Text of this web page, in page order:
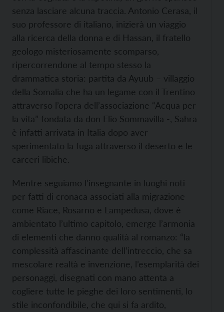
senza lasciare alcuna traccia. Antonio Cerasa, il
suo professore di italiano, inizierà un viaggio
alla ricerca della donna e di Hassan, il fratello
geologo misteriosamente scomparso,
ripercorrendone al tempo stesso la
drammatica storia: partita da Ayuub – villaggio
della Somalia che ha un legame con il Trentino
attraverso l’opera dell’associazione “Acqua per
la vita” fondata da don Elio Sommavilla -, Sahra
è infatti arrivata in Italia dopo aver
sperimentato la fuga attraverso il deserto e le
carceri libiche.
Mentre seguiamo l’insegnante in luoghi noti
per fatti di cronaca associati alla migrazione
come Riace, Rosarno e Lampedusa, dove è
ambientato l’ultimo capitolo, emerge l’armonia
di elementi che danno qualità al romanzo: “la
complessità affascinante dell’intreccio, che sa
mescolare realtà e invenzione, l’esemplarità dei
personaggi, disegnati con mano attenta a
cogliere tutte le pieghe dei loro sentimenti, lo
stile inconfondibile, che qui si fa ardito,